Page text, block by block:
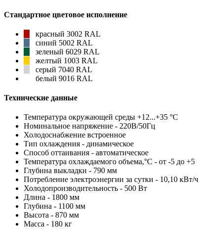
Стандартное цветовое исполнение
красный 3002 RAL
синий 5002 RAL
зеленый 6029 RAL
желтый 1003 RAL
серый 7040 RAL
белый 9016 RAL
Технические данные
Температура окружающей среды +12...+35 °С
Номинальное напряжение - 220В/50Гц
Холодоснабжение встроенное
Тип охлаждения - динамическое
Способ оттаивания - автоматическое
Температура охлаждаемого объема,°С - от -5 до +5
Глубина выкладки - 790 мм
Потребление электроэнергии за сутки - 10,10 кВт/ч
Холодопроизводительность - 500 Вт
Длина - 1800 мм
Глубина - 1100 мм
Высота - 870 мм
Масса - 180 кг